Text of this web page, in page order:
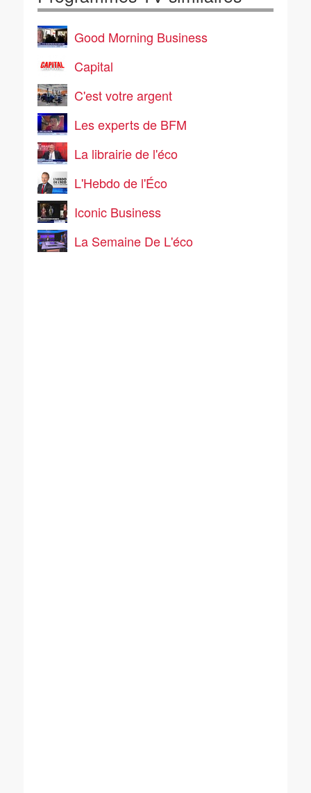
Good Morning Business
Capital
C'est votre argent
Les experts de BFM
La librairie de l'éco
L'Hebdo de l'Éco
Iconic Business
La Semaine De L'éco